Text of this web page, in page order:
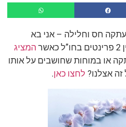
חס וחלילה – אני בא
המציג
או במוחות שחושבים על אותו
זה אצלנו? לחצו כאן.